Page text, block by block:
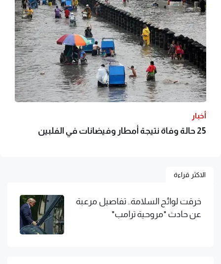
أخبار
25 حالة وفاة نتيجة أمطار وفيضانات في الفلبين
الاكثر قراءة
خرقت لوائح السلامة.. تفاصيل مرعبة
عن حادث "مروحية ترامب"